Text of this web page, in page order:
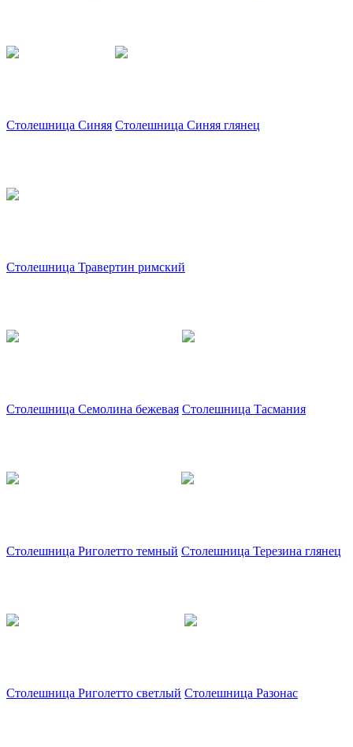
Столешница Синяя Столешница Синяя глянец
Столешница Травертин римский
Столешница Семолина бежевая Столешница Тасмания
Столешница Риголетто темный Столешница Терезина глянец
Столешница Риголетто светлый Столешница Разонас